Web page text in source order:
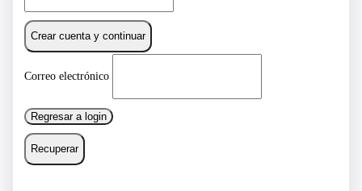
Crear cuenta y continuar
Correo electrónico
Regresar a login
Recuperar